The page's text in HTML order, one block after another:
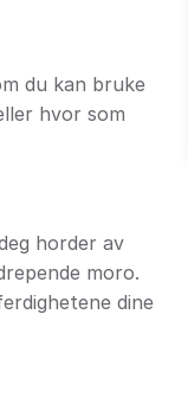
du kan bruke
hvor som
horder av
moro.
dine